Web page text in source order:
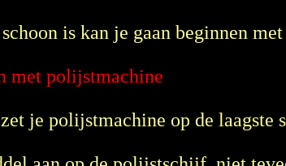
is kan je gaan beginnen
met polijstmachine
je polijstmachine op de laagste